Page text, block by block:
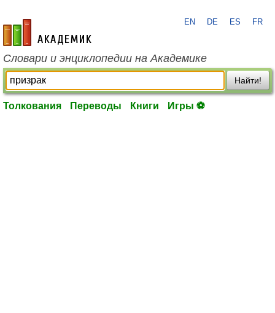
academic.ru
EN DE ES FR
Словари и энциклопедии на Академике
Найти!
Толкования Переводы Книги Игры ⚽